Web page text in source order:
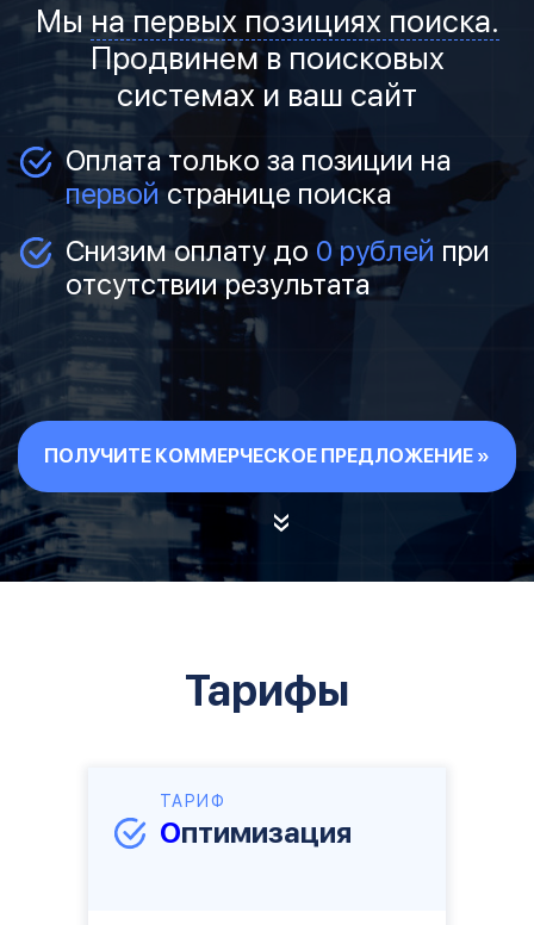
Мы на первых позициях поиска.
Продвинем в поисковых
системах и ваш сайт
Оплата только за позиции на
первойстранице поиска
Снизим оплату до 0 рублей при
отсутствии результата
ПОЛУЧИТЕ КОММЕРЧЕСКОЕ ПРЕДЛОЖЕНИЕ »
»
Тарифы
ТАРИФ
Оптимизация